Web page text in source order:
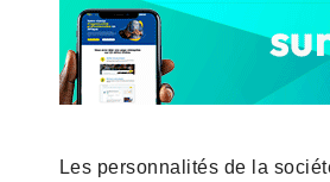
Les personnalités de la